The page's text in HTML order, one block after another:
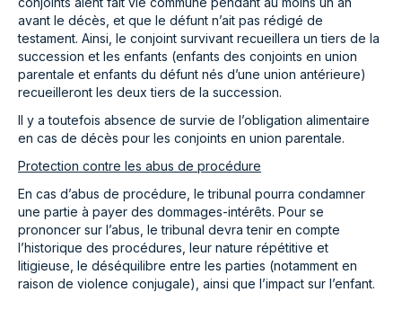
avant le décès, et que le défunt n’ait pas rédigé de
testament. Ainsi, le conjoint survivant recueillera un tiers de la
succession et les enfants (enfants des conjoints en union
parentale et enfants du défunt nés d’une union antérieure)
recueilleront les deux tiers de la succession.
Il y a toutefois absence de survie de l’obligation alimentaire
en cas de décès pour les conjoints en union parentale.
Protection contre les abus de procédure
En cas d’abus de procédure, le tribunal pourra condamner
une partie à payer des dommages-intérêts. Pour se
prononcer sur l’abus, le tribunal devra tenir en compte
l’historique des procédures, leur nature répétitive et
litigieuse, le déséquilibre entre les parties (notamment en
raison de violence conjugale), ainsi que l’impact sur l’enfant.